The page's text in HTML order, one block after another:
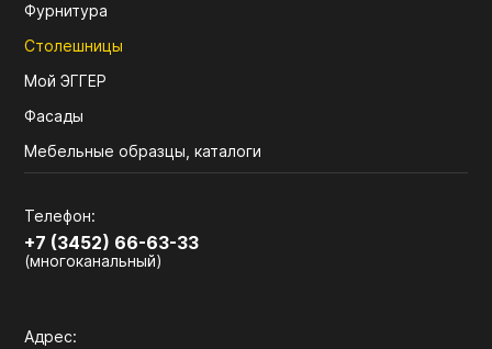
Фурнитура
Столешницы
Мой ЭГГЕР
Фасады
Мебельные образцы, каталоги
Телефон:
+7 (3452) 66-63-33
(многоканальный)
Адрес: